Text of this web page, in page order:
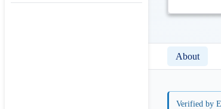
About
Verified by